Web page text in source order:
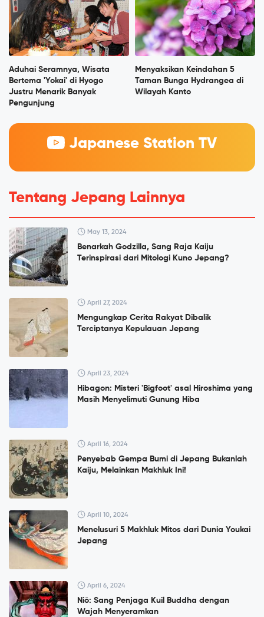
Aduhai Seramnya, Wisata
Bertema 'Yokai' di Hyogo
Justru Menarik Banyak
Pengunjung
Menyaksikan Keindahan 5
Taman Bunga Hydrangea di
Wilayah Kanto
Japanese Station TV
Tentang Jepang Lainnya
May 13, 2024
Benarkah Godzilla, Sang Raja Kaiju
Terinspirasi dari Mitologi Kuno Jepang?
April 27, 2024
Mengungkap Cerita Rakyat Dibalik
Terciptanya Kepulauan Jepang
April 23, 2024
Hibagon: Misteri 'Bigfoot' asal Hiroshima yang
Masih Menyelimuti Gunung Hiba
April 16, 2024
Penyebab Gempa Bumi di Jepang Bukanlah
Kaiju, Melainkan Makhluk Ini!
April 10, 2024
Menelusuri 5 Makhluk Mitos dari Dunia Youkai
Jepang
April 6, 2024
Niō: Sang Penjaga Kuil Buddha dengan
Wajah Menyeramkan